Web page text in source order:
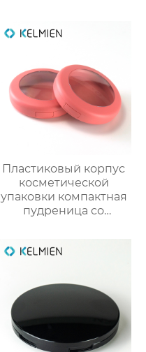
Пластиковый корпус
косметической
упаковки компактная
пудреница со
дизайна